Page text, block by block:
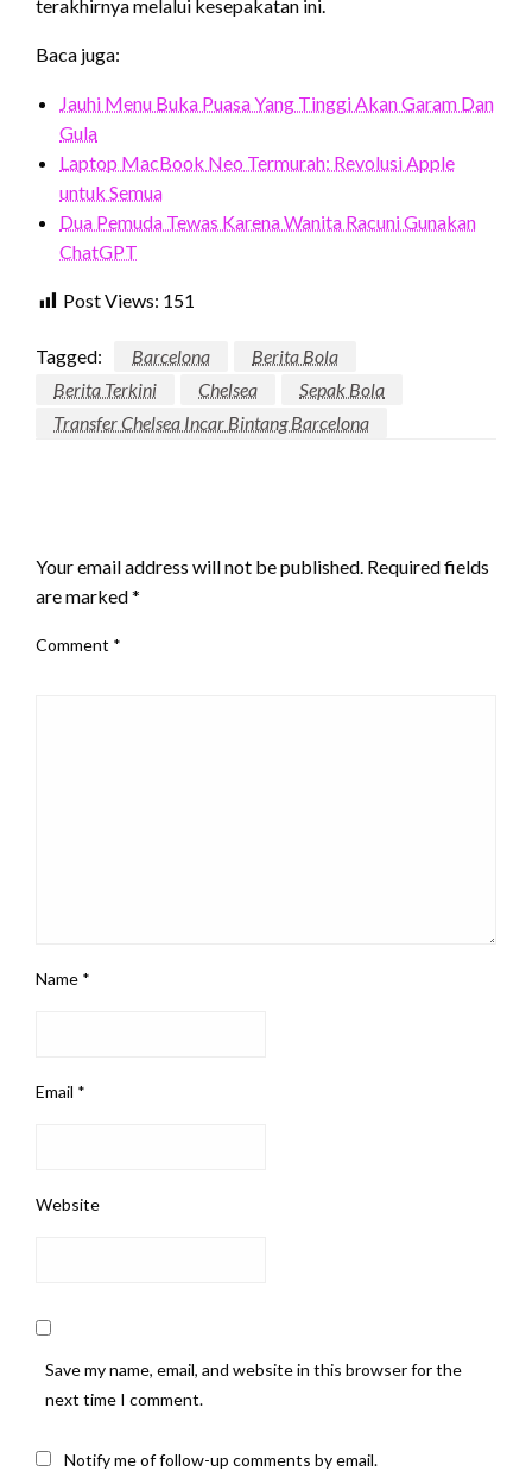
terakhirnya melalui kesepakatan ini.
Baca juga:
Jauhi Menu Buka Puasa Yang Tinggi Akan Garam Dan
Gula
Laptop MacBook Neo Termurah: Revolusi Apple
untuk Semua
Dua Pemuda Tewas Karena Wanita Racuni Gunakan
ChatGPT
Post Views: 151
Tagged: Barcelona
Berita Bola
Berita Terkini
Chelsea
Sepak Bola
Transfer Chelsea Incar Bintang Barcelona
Your email address will not be published. Required fields
are marked*
Comment *
Name *
Email *
Website
Save my name, email, and website in this browser for the
next time I comment.
Notify me of follow-up comments by email.